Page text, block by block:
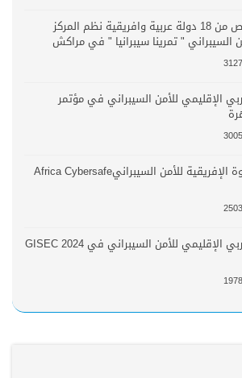
بمشاركة 80 متخصص من 18 دولة عربية وافريقية نظم المركز
السيبراني " تمرينا سيبرانيا " في مراكش
3127
الإقليمي للأمن السيبراني في مؤتمر
3005
المشاركة في الندوة الإفريقية للأمن السيبرانيAfrica Cybersafe
2503
مشاركة المركز العربي الإقليمي للأمن السيبراني في GISEC 2024
1978